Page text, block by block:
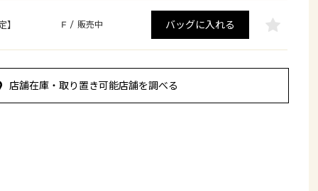
F / 販売中 バッグに入れる
店舗在庫・取り置き可能店舗を調べる